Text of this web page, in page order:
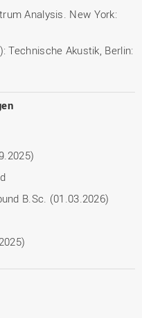
Analysis. New York:
Technische Akustik, Berlin:
B.Sc. (01.03.2026)